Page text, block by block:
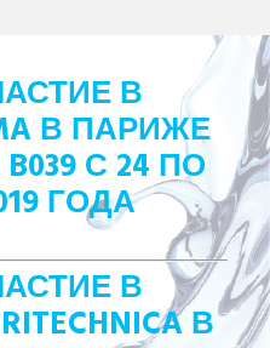
В
В ПАРИЖЕ
B039 С 24 ПО
ГОДА
В
В